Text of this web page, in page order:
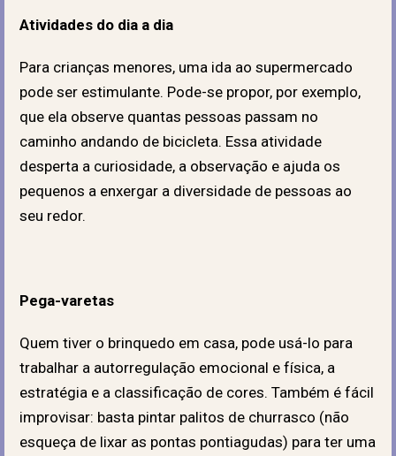
Atividades do dia a dia
Para crianças menores, uma ida ao supermercado
pode ser estimulante. Pode-se propor, por exemplo,
que ela observe quantas pessoas passam no
caminho andando de bicicleta. Essa atividade
desperta a curiosidade, a observação e ajuda os
pequenos a enxergar a diversidade de pessoas ao
seu redor.
Pega-varetas
Quem tiver o brinquedo em casa, pode usá-lo para
trabalhar a autorregulação emocional e física, a
estratégia e a classificação de cores. Também é fácil
improvisar: basta pintar palitos de churrasco (não
esqueça de lixar as pontas pontiagudas) para ter uma